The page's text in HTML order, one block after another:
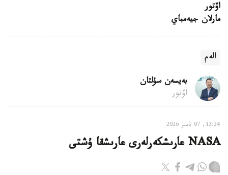
اۆتور
مارلان جيەمباي
الەم
بەيسەن سۇلتان
اۆتور
13:24, 07 تامىز 2026
NASA عارىشكەرلەرى عارىشقا ۇشتى